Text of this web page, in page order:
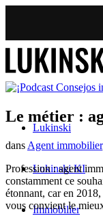
Lukinski
Lukinski KI
Immobilier
Le métier :
dans Agent immobilier
Profession : agent
constamment ce
étonnant, car en
vous convient le